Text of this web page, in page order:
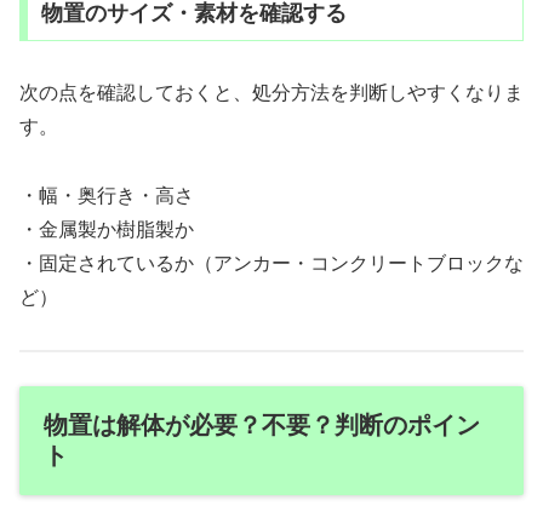
物置のサイズ・素材を確認する
次の点を確認しておくと、処分方法を判断しやすくなりま
す。
・幅・奥行き・高さ
・金属製か樹脂製か
・固定されているか（アンカー・コンクリートブロックな
ど）
物置は解体が必要？不要？判断のポイン
ト